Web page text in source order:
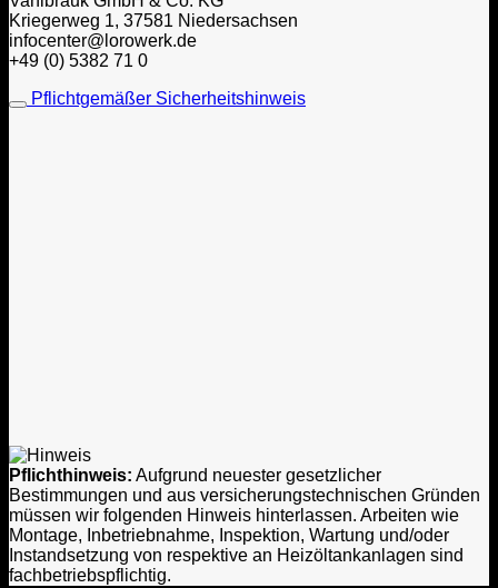
Kriegerweg 1, 37581 Niedersachsen
infocenter@lorowerk.de
+49 (0) 5382 71 0
Pflichtgemäßer Sicherheitshinweis
Pflichthinweis: Aufgrund neuester gesetzlicher
Bestimmungen und aus versicherungstechnischen Gründen
müssen wir folgenden Hinweis hinterlassen. Arbeiten wie
Montage, Inbetriebnahme, Inspektion, Wartung und/oder
Instandsetzung von respektive an Heizöltankanlagen sind
fachbetriebspflichtig.